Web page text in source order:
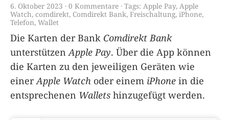
6. Oktober 2023 0 Kommentare Tags: Apple Pay, Apple
Watch, comdirekt, Comdirekt Bank, Freischaltung, iPhone,
Telefon, Wallet
Die Karten der Bank Comdirekt Bank
unterstützen Apple Pay. Über die App können
die Karten zu den jeweiligen Geräten wie
einerApple Watch oder einem iPhone in die
entsprechenen Wallets hinzugefügt werden.